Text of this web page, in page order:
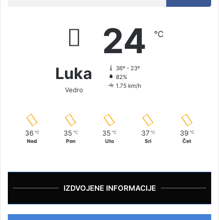
Luka
Vedro
24 ℃
36º - 23º
82%
1.75 km/h
36 ℃
Ned
35 ℃
Pon
35 ℃
Uto
37 ℃
Sri
39 ℃
Čet
IZDVOJENE INFORMACIJE